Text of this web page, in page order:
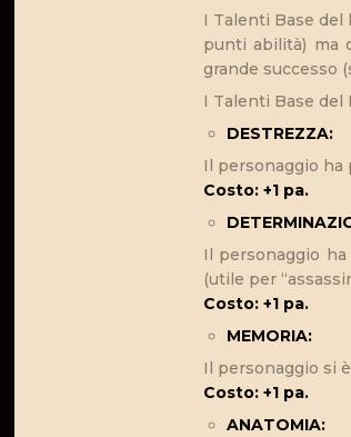
I Talenti Base del
punti abilità) ma
grande successo
I Talenti Base del
DESTREZZA:
Il personaggio ha
Costo: +1 pa.
Il personaggio
(utile per
Costo: +1 pa.
MEMORIA:
Il personaggio si
Costo: +1 pa.
ANATOMIA: